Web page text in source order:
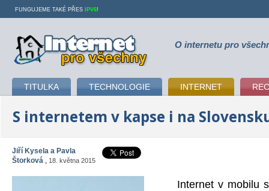
Internet pro všechny O internetu pro
TITULKA TECHNOLOGIE INTERNET
FUNGUJEME TAKÉ PŘES IPV6!
S internetem v kapse i na
Jiří Kysela a Pavla
Štorková
18. května 2015
Internet v mobilu